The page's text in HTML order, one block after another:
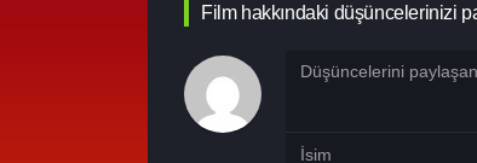
Film hakkındaki düşüncelerinizi